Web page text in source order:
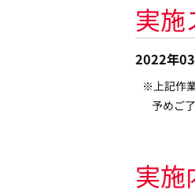
実施
2022年
※上記作
予めご了
実施